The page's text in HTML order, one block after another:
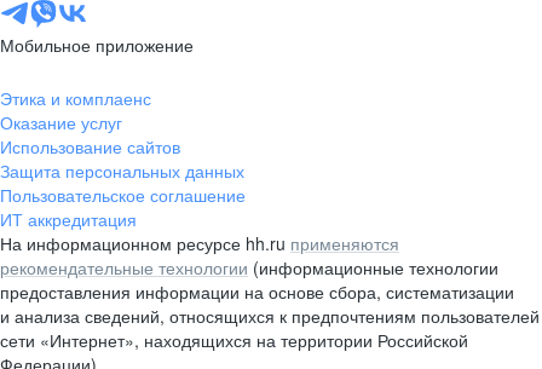
Мобильное приложение
Этика и комплаенс
Оказание услуг
Использование сайтов
Защита персональных данных
Пользовательское соглашение
ИТ аккредитация
На информационном ресурсе hh.ru применяются
рекомендательные технологии (информационные технологии
предоставления информации на основе сбора, систематизации
и анализа сведений, относящихся к предпочтениям пользователей
сети «Интернет», находящихся на территории Российской
Федерации)